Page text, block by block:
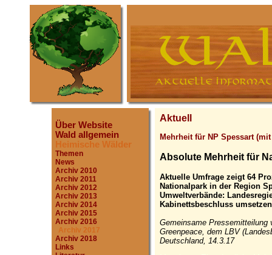
Über Website
Wald allgemein
Heimische Wälder
Themen
News
Archiv 2010
Archiv 2011
Archiv 2012
Archiv 2013
Archiv 2014
Archiv 2015
Archiv 2016
Archiv 2017
Archiv 2018
Links
Aktuell
Mehrheit für NP Spessart (mit
Absolute Mehrheit für
Aktuelle Umfrage zeigt 64
Nationalpark in der Region
Umweltverbände:
Kabinettsbeschluss umsetzen
Gemeinsame Pressemitteilung
Greenpeace, dem LBV
Deutschland, 14.3.17